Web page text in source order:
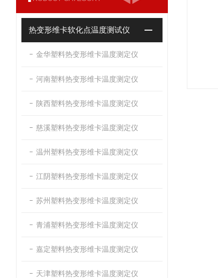
热变形维卡软化点温度测试仪
金华塑料热变形维卡温度测定仪
河南塑料热变形维卡温度测定仪
陕西塑料热变形维卡温度测定仪
慈溪塑料热变形维卡温度测定仪
温州塑料热变形维卡温度测定仪
江阴塑料热变形维卡温度测定仪
苏州塑料热变形维卡温度测定仪
青浦塑料热变形维卡温度测定仪
嘉定塑料热变形维卡温度测定仪
天津塑料热变形维卡温度测定仪